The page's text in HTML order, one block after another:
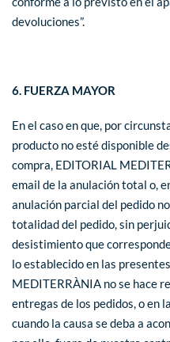
devoluciones”.
6. FUERZA MAYOR
En el caso en que, por
producto no esté disponible
compra, EDITORIAL
email de la anulación total o,
anulación parcial del pedido
totalidad del pedido, sin
desistimiento que
lo establecido en las
MEDITERRÀNIA no se hace
entregas de los pedidos, o en
cuando la causa se deba a